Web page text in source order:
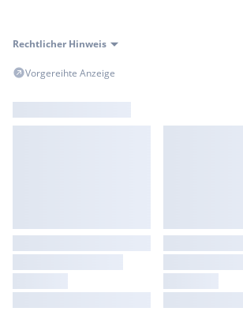
Rechtlicher Hinweis
Vorgereihte Anzeige